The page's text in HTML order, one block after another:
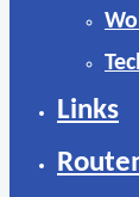
Links